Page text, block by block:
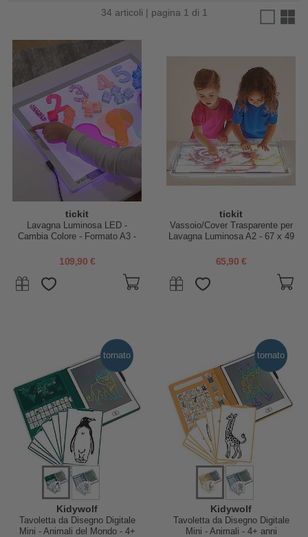
34 articoli | pagina 1 di 1
tickit
Lavagna Luminosa LED -
Cambia Colore - Formato A3 -
Divertimento e la Conoscenza
109,90 €
tickit
Vassoio/Cover Trasparente per
Lavagna Luminosa A2 - 67 x 49
65,90 €
tornato
Kidywolf
Tavoletta da Disegno Digitale
Mini - Animali del Mondo - 4+
tornato
Kidywolf
Tavoletta da Disegno Digitale
Mini - Animali - 4+ anni